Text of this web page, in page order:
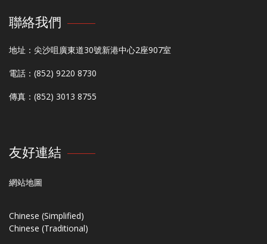
聯絡我們
地址：尖沙咀廣東道30號新港中心2座907室
電話：(852) 9220 8730
傳真：(852) 3013 8755
友好連結
網站地圖
Chinese (Simplified)
Chinese (Traditional)